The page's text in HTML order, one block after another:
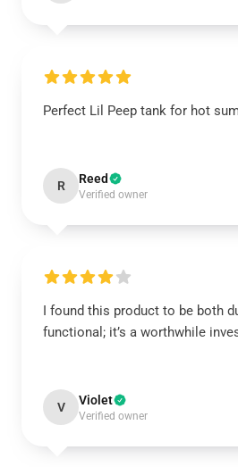
Perfect Lil Peep tank for hot
R Reed
Verified owner
I found this product to be both
functional; it’s a worthwhile
V Violet
Verified owner